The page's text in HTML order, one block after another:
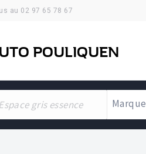
au 02 97 65 78 67
POULIQUEN
Marque